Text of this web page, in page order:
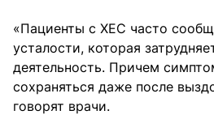
«Пациенты с XEC часто
усталости, которая
деятельность. Причем
сохраняться даже после
говорят врачи.